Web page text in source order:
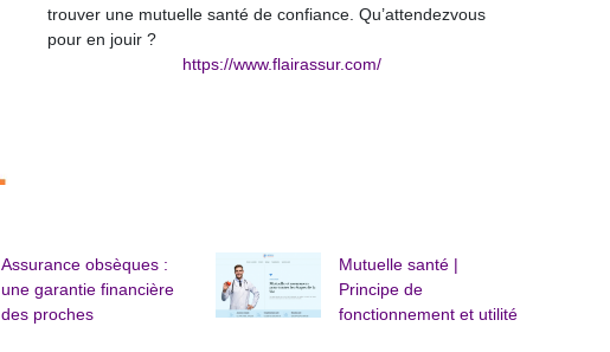
trouver une mutuelle santé de confiance. Qu’attendezvous
pour en jouir ?
https://www.flairassur.com/
Assurance obsèques :
une garantie financière
des proches
Mutuelle santé |
Principe de
fonctionnement et utilité